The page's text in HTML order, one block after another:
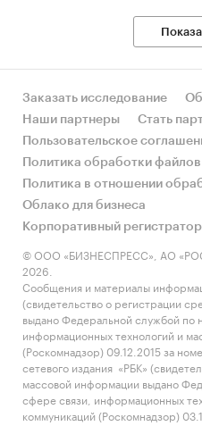
Заказать исследование
Наши партнеры
Стать
Пользовательское
Политика обработки
Политика в отношении
Облако для бизнеса
Корпоративный
© ООО «БИЗНЕСПРЕСС», АО
2026.
Сообщения и материалы
(свидетельство о регистрации
выдано Федеральной службой по
информационных технологий и
(Роскомнадзор) 09.12.2015 за
сетевого издания «РБК»
массовой информации выдано
сфере связи, информационных
коммуникаций (Роскомнадзор)